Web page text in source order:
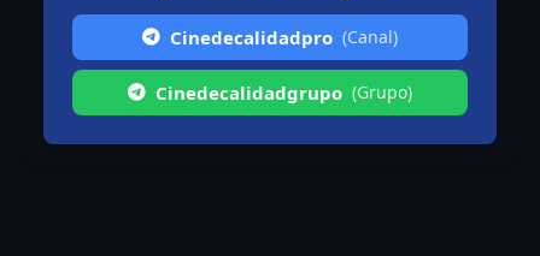
Cinedecalidadpro (Canal)
Cinedecalidadgrupo (Grupo)